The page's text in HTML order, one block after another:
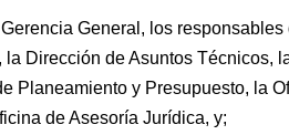
General, los
la Dirección de Asuntos Técnicos,
Planeamiento y Presupuesto, la
de Asesoría Jurídica, y;